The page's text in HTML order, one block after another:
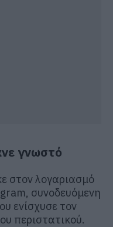
γνωστό
στον λογαριασμό
συνοδευόμενη
ενίσχυσε τον
περιστατικού.